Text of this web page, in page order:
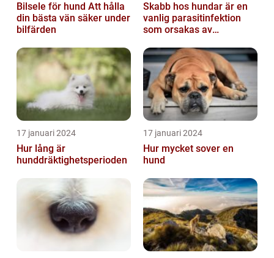
Bilsele för hund Att hålla
din bästa vän säker under
bilfärden
Skabb hos hundar är en
vanlig parasitinfektion
som orsakas av
scabiei
17 januari 2024
Hur lång är
hunddräktighetsperioden
17 januari 2024
Hur mycket sover en
hund